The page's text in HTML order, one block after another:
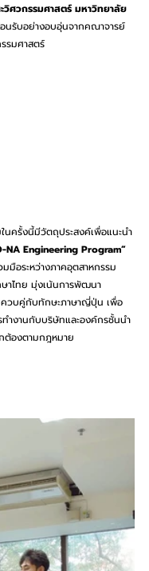
ศวกรรมศาสตร์ มหาวิทยาลัย
นรับอย่างอบอุ่นจากคณาจารย์
รมศาสตร์
NA Engineering Program”
มือระหว่างภาคอุตสาหกรรม
าไทย มุ่งเน้นการพัฒนา
วบคู่กับทักษะภาษาญี่ปุ่น เพื่อ
ำงานกับบริษัทและองค์กรชั้นนำ
ต้องตามกฎหมาย